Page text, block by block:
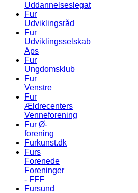
Uddannelseslegat
Fur
Udviklingsråd
Fur
Udviklingsselskab
Aps
Fur
Ungdomsklub
Fur
Venstre
Fur
Ældrecenters
Venneforening
Fur Ø-
forening
Furkunst.dk
Furs
Forenede
Foreninger
- FFF
Fursund